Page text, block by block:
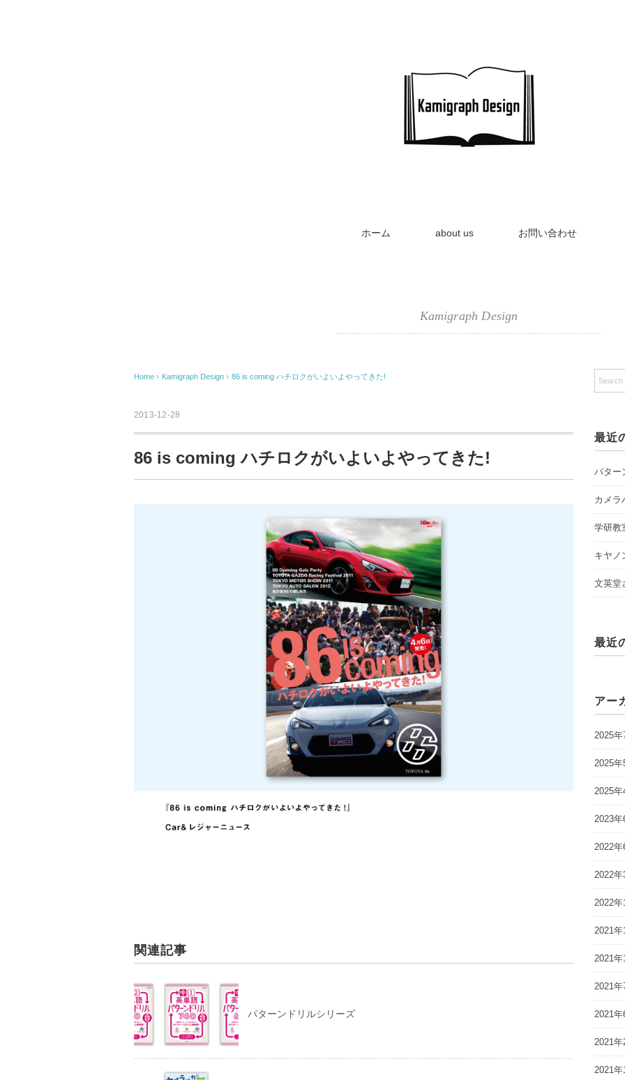
ホーム about us お問い合わせ
Kamigraph Design
Home › Kamigraph Design › 86 is coming ハチロクがいよいよやってきた!
2013-12-28
86 is coming ハチロクがいよいよやってきた!
関連記事
パターンドリルシリーズ
最近
パター
カメラ
学研教
キヤノ
文英堂
最近
アー
2025年
2025年
2025年
2023年
2022年
2022年
2022年
2021年
2021年
2021年
2021年
2021年
2021年